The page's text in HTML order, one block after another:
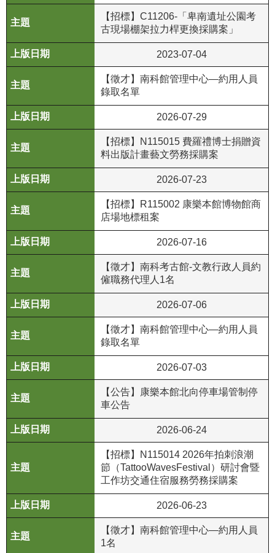
善
措
服
務
服
務
信
站
覽
R
S
S
站
資
料
放
告
隱
私
權
保
護
策
資
【招標】C11206-「卑南遺址公園考
古現場棚架拉力桿更換採購案」
2023-07-04
【徵才】南科館管理中心—約用人員
錄取名單
2026-07-29
【招標】N115015 費羅禮博士捐贈資
料出版計畫藝文勞務採購案
2026-07-23
【招標】R115002 康樂本館博物館商
店場地標租案
2026-07-16
【徵才】南科考古館-文教行政人員約
僱職務代理人1名
2026-07-06
【徵才】南科館管理中心—約用人員
錄取名單
2026-07-03
【公告】康樂本館北向停車場管制停
車公告
2026-06-24
【招標】N115014 2026年拍刺浪潮
節（TattooWavesFestival）研討會暨
工作坊交通住宿服務勞務採購案
2026-06-23
【徵才】南科館管理中心—約用人員
1名